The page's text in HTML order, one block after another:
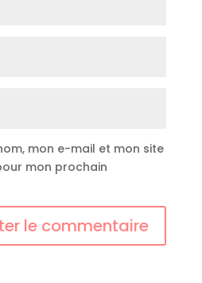
mon e-mail et mon site
mon prochain